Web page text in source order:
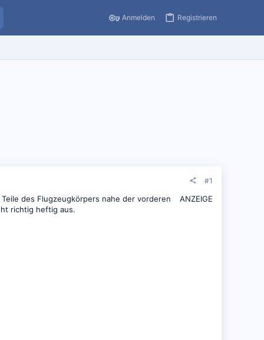
Anmelden Registrieren
#1
ANZEIGE
des Flugzeugkörpers nahe der vorderen
richtig heftig aus.